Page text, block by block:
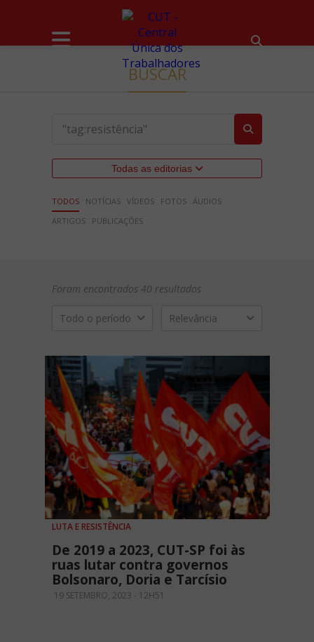
BUSCAR
Todas as editorias
TODOS NOTÍCIAS VÍDEOS FOTOS ÁUDIOS
ARTIGOS
PUBLICAÇÕES
Foram encontrados 40 resultados
Todo o período Relevância
LUTA E RESISTÊNCIA
De 2019 a 2023, CUT-SP foi às
ruas lutar contra governos
Bolsonaro, Doria e Tarcísio
19 SETEMBRO, 2023 - 12H51